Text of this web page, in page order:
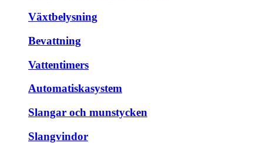
Växtbelysning
Bevattning
Vattentimers
Automatiskasystem
Slangar och munstycken
Slangvindor